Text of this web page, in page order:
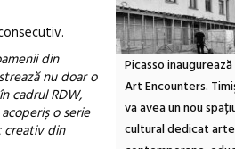
din
nu doar o
cadrul RDW,
o serie
creativ din
Picasso
Art Encounters.
va avea un nou
cultural dedicat